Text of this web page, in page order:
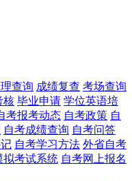
查询 成绩复查 考场查询
核 毕业申请 学位英语培
考报考动态 自考政策 自
自考成绩查询 自考问答
自考学习方法 外省自考
拟考试系统 自考网上报名